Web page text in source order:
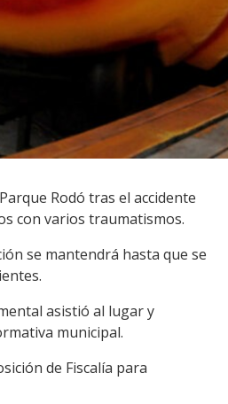
Rodó tras el accidente
con varios traumatismos.
se mantendrá hasta que se
asistió al lugar y
municipal.
de Fiscalía para